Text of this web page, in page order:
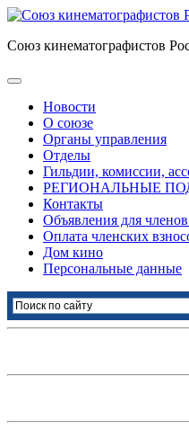
Союз кинематографистов
Новости
О союзе
Органы управления
Отделы
Гильдии, комиссии,
РЕГИОНАЛЬНЫЕ
Контакты
Объявления для
Оплата членских
Дом кино
Персональные данные